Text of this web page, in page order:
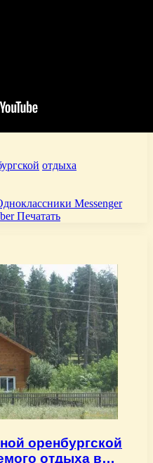
отдыха
Messenger
Печатать
оренбургской
отдыха в…